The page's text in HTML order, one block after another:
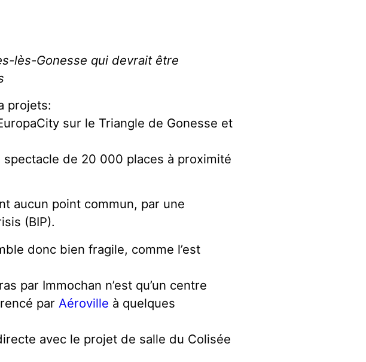
lès-Gonesse qui devrait être
projets:
sur le Triangle de Gonesse et
de 20 000 places à proximité
aucun point commun, par une
(BIP).
donc bien fragile, comme l’est
par Immochan n’est qu’un centre
par Aéroville à quelques
avec le projet de salle du Colisée